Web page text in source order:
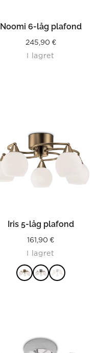
Noomi 6-låg plafond
245,90 €
I lagret
Iris 5-låg plafond
161,90 €
I lagret